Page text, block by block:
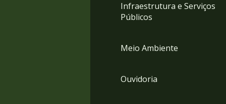
Infraestrutura e Serviços
Públicos
Meio Ambiente
Ouvidoria